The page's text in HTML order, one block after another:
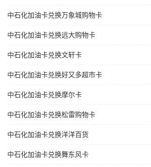
中石化加油卡兑换万象城购物卡
中石化加油卡兑换远大购物卡
中石化加油卡兑换文轩卡
中石化加油卡兑换好又多超市卡
中石化加油卡兑换摩尔卡
中石化加油卡兑换松雷购物卡
中石化加油卡兑换洋洋百货
中石化加油卡兑换舞东风卡